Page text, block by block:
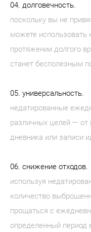
04. долговечность.
поскольку вы не
можете использовать
протяжении долгого
станет бесполезным
05. универсальность.
недатированные
различных целей — от
дневника или записи
06. снижение отходов.
используя
количество
прощаться с
определенный период